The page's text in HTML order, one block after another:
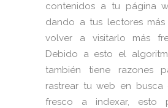
contenidos a tu página
dando a tus lectores más
volver a visitarlo más
Debido a esto el
también tiene razones
rastrear tu web en busca
fresco a indexar, esto